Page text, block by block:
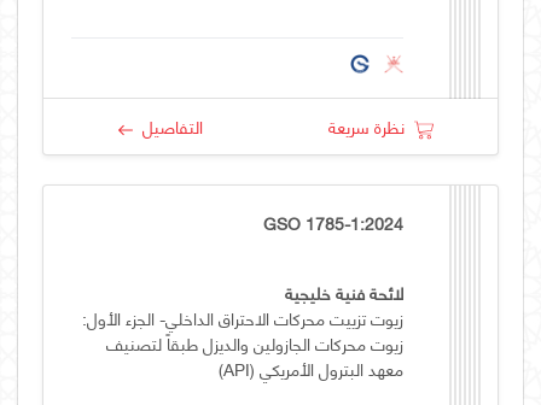
نظرة سريعة التفاصيل
GSO 1785-1:2024
لائحة فنية خليجية
زيوت تزييت محركات الاحتراق الداخلي- الجزء الأول:
زيوت محركات الجازولين والديزل طبقاً لتصنيف
معهد البترول الأمريكي (API)